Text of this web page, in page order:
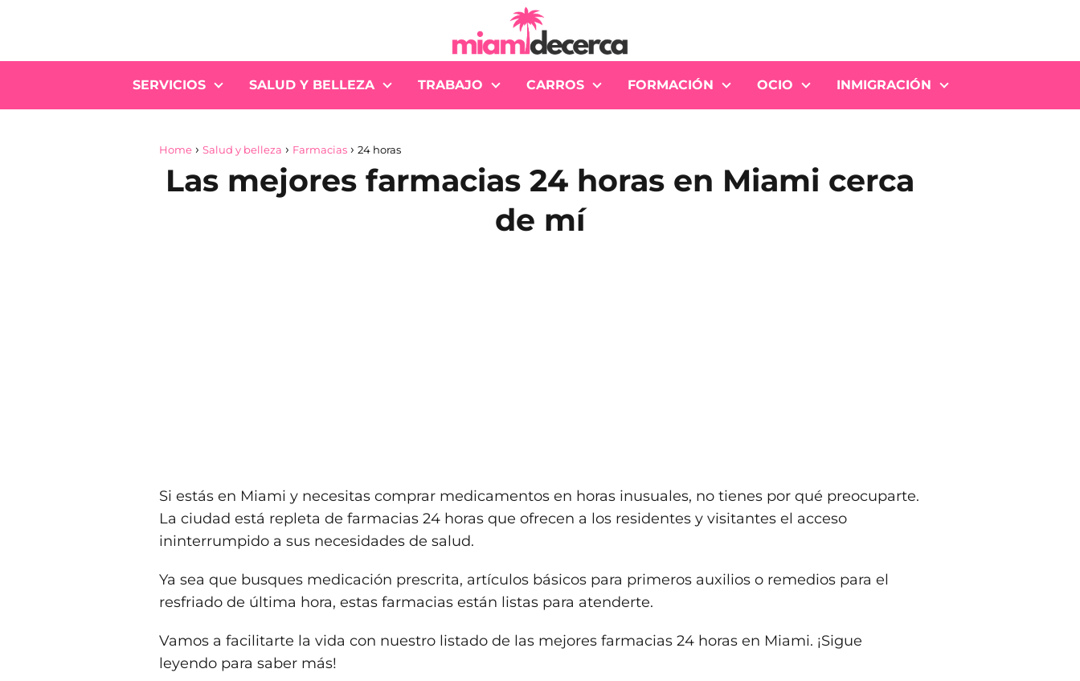
SERVICIOS SALUD Y BELLEZA TRABAJO CARROS FORMACIÓN OCIO INMIGRACIÓN
Home Salud y belleza Farmacias 24 horas
Las mejores farmacias 24 horas en Miami cerca
de mí
Si estás en Miami y necesitas comprar medicamentos en horas inusuales, no tienes por qué preocuparte.
La ciudad está repleta de farmacias 24 horas que ofrecen a los residentes y visitantes el acceso
ininterrumpido a sus necesidades de salud.
Ya sea que busques medicación prescrita, artículos básicos para primeros auxilios o remedios para el
resfriado de última hora, estas farmacias están listas para atenderte.
Vamos a facilitarte la vida con nuestro listado de las mejores farmacias 24 horas en Miami. ¡Sigue
leyendo para saber más!